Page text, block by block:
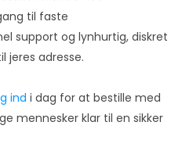
til faste
support og lynhurtig, diskret
jeres adresse.
ind i dag for at bestille med
mennesker klar til en sikker